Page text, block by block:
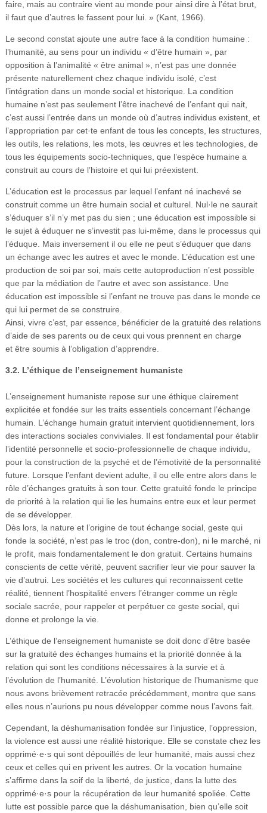
faire, mais au contraire vient au monde pour ainsi dire à l’état brut,
il faut que d’autres le fassent pour lui. » (Kant, 1966).
Le second constat ajoute une autre face à la condition humaine :
l’humanité, au sens pour un individu « d’être humain », par
opposition à l’animalité « être animal », n’est pas une donnée
présente naturellement chez chaque individu isolé, c’est
l’intégration dans un monde social et historique. La condition
humaine n’est pas seulement l’être inachevé de l’enfant qui nait,
c’est aussi l’entrée dans un monde où d’autres individus existent, et
l’appropriation par cet·te enfant de tous les concepts, les structures,
les outils, les relations, les mots, les œuvres et les technologies, de
tous les équipements socio-techniques, que l’espèce humaine a
construit au cours de l’histoire et qui lui préexistent.
L’éducation est le processus par lequel l’enfant né inachevé se
construit comme un être humain social et culturel. Nul·le ne saurait
s’éduquer s’il n’y met pas du sien ; une éducation est impossible si
le sujet à éduquer ne s’investit pas lui-même, dans le processus qui
l’éduque. Mais inversement il ou elle ne peut s’éduquer que dans
un échange avec les autres et avec le monde. L’éducation est une
production de soi par soi, mais cette autoproduction n’est possible
que par la médiation de l’autre et avec son assistance. Une
éducation est impossible si l’enfant ne trouve pas dans le monde ce
qui lui permet de se construire.
Ainsi, vivre c’est, par essence, bénéficier de la gratuité des relations
d’aide de ses parents ou de ceux qui vous prennent en charge
et être soumis à l’obligation d’apprendre.
3.2. L’éthique de l’enseignement humaniste
L’enseignement humaniste repose sur une éthique clairement
explicitée et fondée sur les traits essentiels concernant l’échange
humain. L’échange humain gratuit intervient quotidiennement, lors
des interactions sociales conviviales. Il est fondamental pour établir
l’identité personnelle et socio-professionnelle de chaque individu,
pour la construction de la psyché et de l’émotivité de la personnalité
future. Lorsque l’enfant devient adulte, il ou elle entre alors dans le
rôle d’échanges gratuits à son tour. Cette gratuité fonde le principe
de priorité à la relation qui lie les humains entre eux et leur permet
de se développer.
Dès lors, la nature et l’origine de tout échange social, geste qui
fonde la société, n’est pas le troc (don, contre-don), ni le marché, ni
le profit, mais fondamentalement le don gratuit. Certains humains
conscients de cette vérité, peuvent sacrifier leur vie pour sauver la
vie d’autrui. Les sociétés et les cultures qui reconnaissent cette
réalité, tiennent l’hospitalité envers l’étranger comme un règle
sociale sacrée, pour rappeler et perpétuer ce geste social, qui
donne et prolonge la vie.
L’éthique de l’enseignement humaniste se doit donc d’être basée
sur la gratuité des échanges humains et la priorité donnée à la
relation qui sont les conditions nécessaires à la survie et à
l’évolution de l’humanité. L’évolution historique de l’humanisme que
nous avons brièvement retracée précédemment, montre que sans
elles nous n’aurions pu nous développer comme nous l’avons fait.
Cependant, la déshumanisation fondée sur l’injustice, l’oppression,
la violence est aussi une réalité historique. Elle se constate chez les
opprimé·e·s qui sont dépouillés de leur humanité, mais aussi chez
ceux et celles qui en privent les autres. Or la vocation humaine
s’affirme dans la soif de la liberté, de justice, dans la lutte des
opprimé·e·s pour la récupération de leur humanité spoliée. Cette
lutte est possible parce que la déshumanisation, bien qu’elle soit